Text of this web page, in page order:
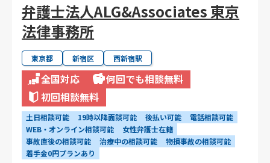
弁護士法人ALG&Associates 東京
法律事務所
東京都 新宿区 西新宿駅
全国対応
何回でも相談無料
初回相談無料
土日相談可能 19時以降面談可能 後払い可能
電話相談可能
WEB・オンライン相談可能
女性弁護士在籍
事故直後の相談可能
治療中の相談可能
物損事故の相談可能
着手金0円プランあり